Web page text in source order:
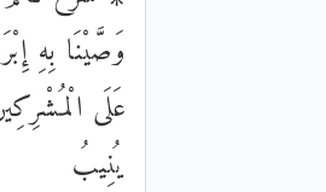
وَصَّيْنَا بِهِ
عَلَى
يُنِيبُ